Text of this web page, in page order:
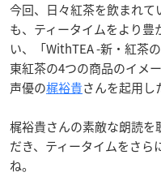
今回、日々紅茶を飲まれ
も、ティータイムをより
い、「WithTEA -新・紅茶
東紅茶の4つの商品のイメ
声優の梶裕貴さんを起用し
梶裕貴さんの素敵な朗読
だき、ティータイムをさ
ね。